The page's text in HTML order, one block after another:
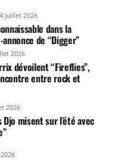
juillet 2026
dans la
de “Digger”
2026
dévoilent “Fireflies”,
entre rock et
2026
misent sur l’été avec